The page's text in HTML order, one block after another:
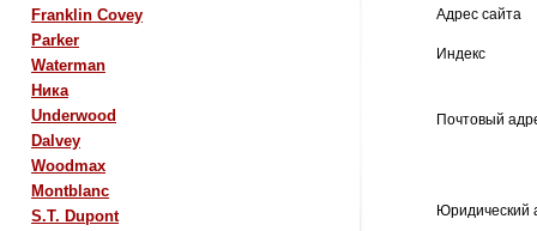
Franklin Covey
Parker
Waterman
Ника
Underwood
Dalvey
Woodmax
Montblanc
S.T. Dupont
Адрес сайта
Индекс
Почтовый
Юридический